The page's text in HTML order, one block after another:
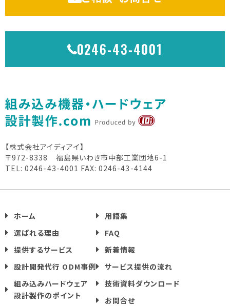
0246-43-4001
【株式会社アイディアイ】
〒972-8338 福島県いわき市中部工業団地6-1
TEL: 0246-43-4001 FAX: 0246-43-4144
ホーム
選ばれる理由
提供するサービス
設計開発代行 ODM事例
組み込みハードウェア
設計製作のポイント
用語集
FAQ
新着情報
サービス提供の流れ
技術資料ダウンロード
お問合せ